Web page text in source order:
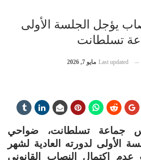
يؤجل الجلسة الأولى
تسلطانت
Last updated مايو 7, 2026
جماعة تسلطانت، ضواحي
الأولى لدورته العادية لشهر
اكتمال النصاب القانوني